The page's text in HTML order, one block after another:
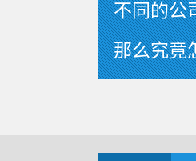
不同的公
那么究竟